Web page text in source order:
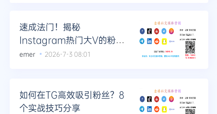
速成法门！揭秘
Instagram热门大V的粉丝
增长捷径
emer 2026-7-3 08:01
如何在TG高效吸引粉丝？8
个实战技巧分享